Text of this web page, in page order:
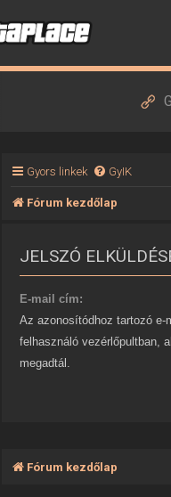
Gyors linkek GyIK
Fórum kezdőlap
JELSZÓ
E-mail cím:
Az azonosítódhoz tartozó
felhasználó vezérlőpultban,
megadtál.
Fórum kezdőlap